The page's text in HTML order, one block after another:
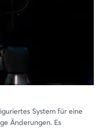
System für eine
Änderungen. Es